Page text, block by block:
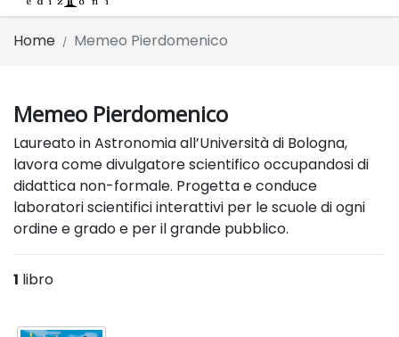
Home Memeo Pierdomenico
Memeo Pierdomenico
Laureato in Astronomia all’Università di Bologna,
lavora come divulgatore scientifico occupandosi di
didattica non-formale. Progetta e conduce
laboratori scientifici interattivi per le scuole di ogni
ordine e grado e per il grande pubblico.
1 libro